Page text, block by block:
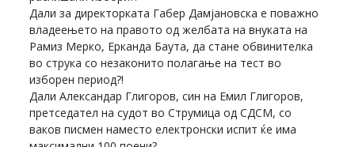
Дали за директорката Габер Дамјановска е поважно
владеењето на правото од желбата на внуката на
Рамиз Мерко, Ерканда Баута, да стане обвинителка
во струка со незаконито полагање на тест во
изборен период?!
Дали Александар Глигоров, син на Емил Глигоров,
претседател на судот во Струмица од СДСМ, со
ваков писмен наместо електронски испит ќе има